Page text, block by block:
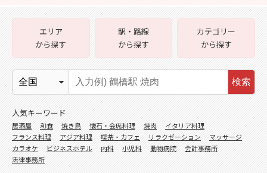
エリア
から探す
駅・路線
から探す
カテゴリー
から探す
検索
人気キーワード
居酒屋 和食 焼き鳥 懐石・会席料理 焼肉
イタリア料理
フランス料理
アジア料理 喫茶・カフェ リラクゼーション
マッサージ
カラオケ
ビジネスホテル 内科 小児科 動物病院
会計事務所
法律事務所